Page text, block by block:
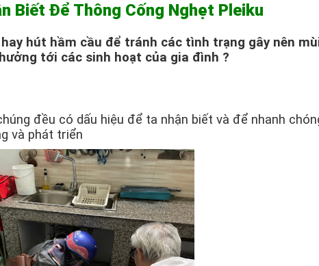
Biết Để Thông Cống Nghẹt Pleiku
hút hầm cầu để tránh các tình trạng gây nên
tới các sinh hoạt của gia đình ?
đều có dấu hiệu để ta nhận biết và để nhanh
và phát triển